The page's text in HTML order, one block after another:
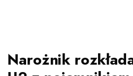
Narożnik